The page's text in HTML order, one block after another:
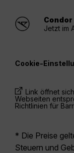
Condor
Jetzt im
Cookie-
Link öffnet
Webseiten
Richtlinien für
* Die Preise
Steuern und